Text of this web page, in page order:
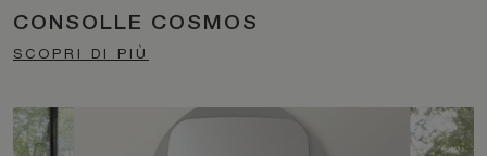
CONSOLLE COSMOS
SCOPRI DI PIÙ